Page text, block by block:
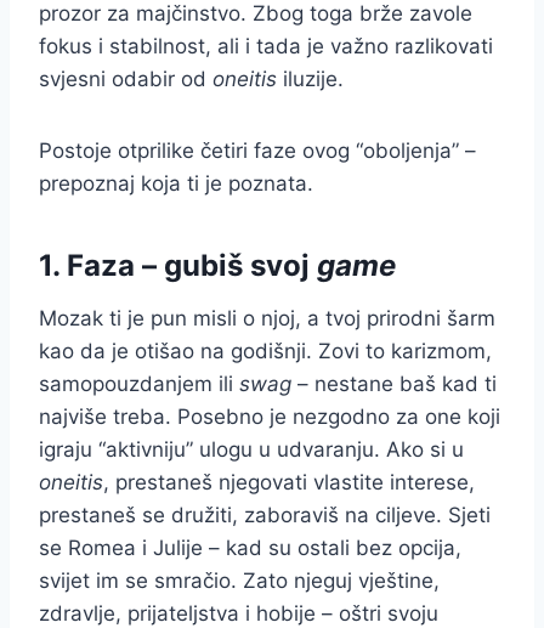
prozor za majčinstvo. Zbog toga brže zavole
fokus i stabilnost, ali i tada je važno razlikovati
svjesni odabir od oneitis iluzije.
Postoje otprilike četiri faze ovog “oboljenja” –
prepoznaj koja ti je poznata.
1. Faza – gubiš svoj game
Mozak ti je pun misli o njoj, a tvoj prirodni šarm
kao da je otišao na godišnji. Zovi to karizmom,
samopouzdanjem ili swag – nestane baš kad ti
najviše treba. Posebno je nezgodno za one koji
igraju “aktivniju” ulogu u udvaranju. Ako si u
oneitis, prestaneš njegovati vlastite interese,
prestaneš se družiti, zaboraviš na ciljeve. Sjeti
se Romea i Julije – kad su ostali bez opcija,
svijet im se smračio. Zato njeguj vještine,
zdravlje, prijateljstva i hobije – oštri svoju